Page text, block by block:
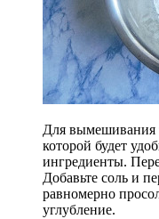
Для вымешивания
которой будет
ингредиенты.
Добавьте соль и
равномерно
углубление.